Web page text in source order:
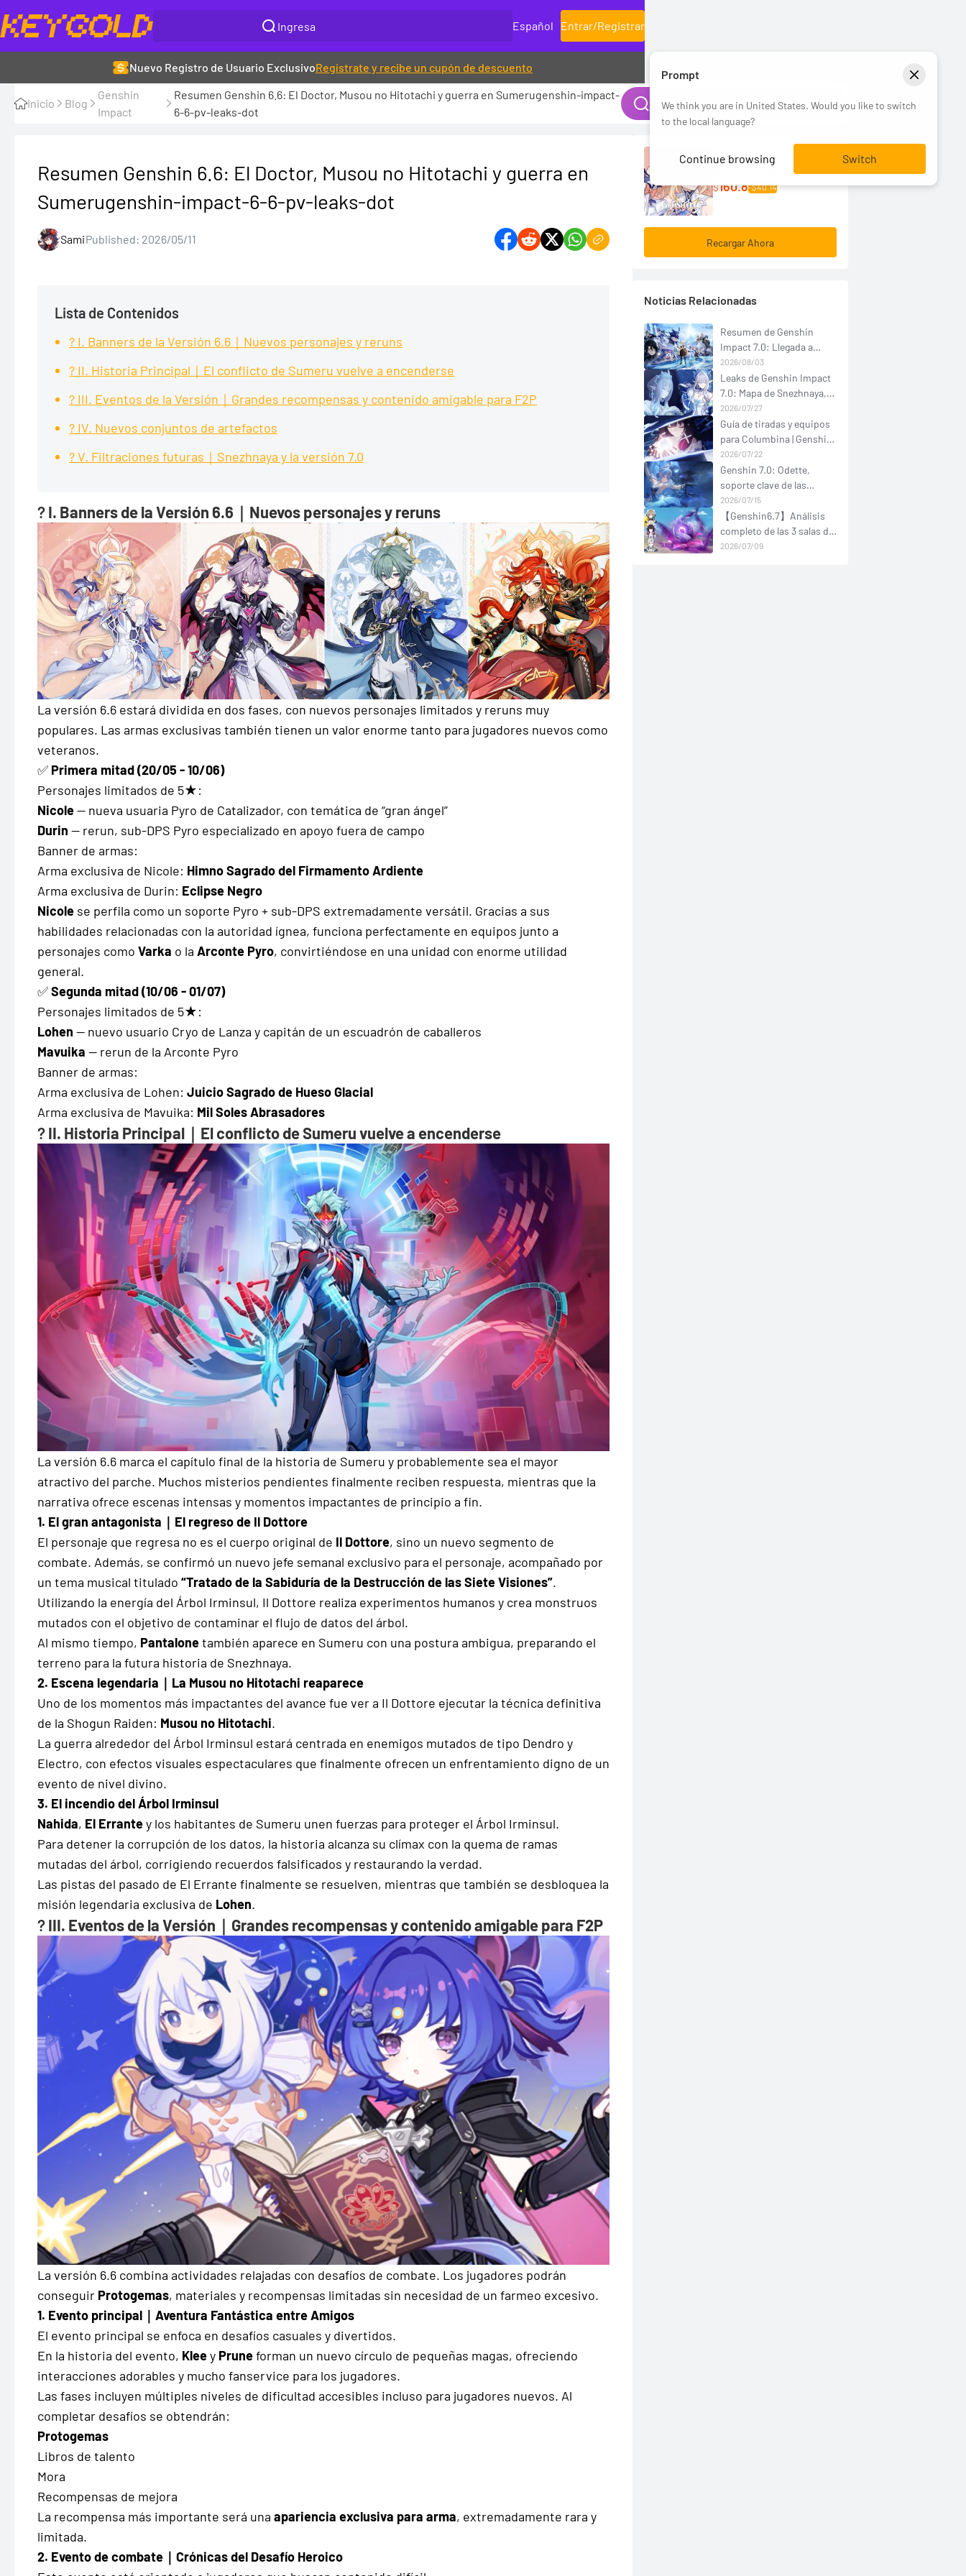
Español Entrar/Registrar
Nuevo Registro de Usuario ExclusivoRegístrate y recibe un cupón de descuento
Prompt
We think you are in United States. Would you like to switch
to the local language?
Continue browsing Switch
Inicio Blog
Genshin
Impact
Resumen Genshin 6.6: El Doctor, Musou no Hitotachi y guerra en Sumerugenshin-impact-
6-6-pv-leaks-dot
Resumen Genshin 6.6: El Doctor, Musou no Hitotachi y guerra en
Sumerugenshin-impact-6-6-pv-leaks-dot
SamiPublished: 2026/05/11
Lista de Contenidos
? I. Banners de la Versión 6.6｜Nuevos personajes y reruns
? II. Historia Principal｜El conflicto de Sumeru vuelve a encenderse
? III. Eventos de la Versión｜Grandes recompensas y contenido amigable para F2P
? IV. Nuevos conjuntos de artefactos
? V. Filtraciones futuras｜Snezhnaya y la versión 7.0
?I. Banners de la Versión 6.6｜Nuevos personajes y reruns
La versión 6.6 estará dividida en dos fases, con nuevos personajes limitados y reruns muy
populares. Las armas exclusivas también tienen un valor enorme tanto para jugadores nuevos como
veteranos.
✅ Primera mitad (20/05 - 10/06)
Personajes limitados de 5★:
Nicole— nueva usuaria Pyro de Catalizador, con temática de “gran ángel”
Durin — rerun, sub-DPS Pyro especializado en apoyo fuera de campo
Banner de armas:
Arma exclusiva de Nicole: Himno Sagrado del Firmamento Ardiente
Arma exclusiva de Durin: Eclipse Negro
Nicole se perfila como un soporte Pyro + sub-DPS extremadamente versátil. Gracias a sus
habilidades relacionadas con la autoridad ígnea, funciona perfectamente en equipos junto a
personajes como Varka o la Arconte Pyro, convirtiéndose en una unidad con enorme utilidad
general.
✅Segunda mitad (10/06 - 01/07)
Personajes limitados de 5★:
Lohen — nuevo usuario Cryo de Lanza y capitán de un escuadrón de caballeros
Mavuika — rerun de la Arconte Pyro
Banner de armas:
Arma exclusiva de Lohen: Juicio Sagrado de Hueso Glacial
Arma exclusiva de Mavuika: Mil Soles Abrasadores
?II. Historia Principal｜El conflicto de Sumeru vuelve a encenderse
La versión 6.6 marca el capítulo final de la historia de Sumeru y probablemente sea el mayor
atractivo del parche. Muchos misterios pendientes finalmente reciben respuesta, mientras que la
narrativa ofrece escenas intensas y momentos impactantes de principio a fin.
1. El gran antagonista｜El regreso de Il Dottore
El personaje que regresa no es el cuerpo original de Il Dottore, sino un nuevo segmento de
combate. Además, se confirmó un nuevo jefe semanal exclusivo para el personaje, acompañado por
un tema musical titulado “Tratado de la Sabiduría de la Destrucción de las Siete Visiones”.
Utilizando la energía del Árbol Irminsul, Il Dottore realiza experimentos humanos y crea monstruos
mutados con el objetivo de contaminar el flujo de datos del árbol.
Al mismo tiempo, Pantalonetambién aparece en Sumeru con una postura ambigua, preparando el
terreno para la futura historia de Snezhnaya.
2. Escena legendaria｜La Musou no Hitotachi reaparece
Uno de los momentos más impactantes del avance fue ver a Il Dottore ejecutar la técnica definitiva
de la Shogun Raiden: Musou no Hitotachi.
La guerra alrededor del Árbol Irminsul estará centrada en enemigos mutados de tipo Dendro y
Electro, con efectos visuales espectaculares que finalmente ofrecen un enfrentamiento digno de un
evento de nivel divino.
3. El incendio del Árbol Irminsul
Nahida, El Errantey los habitantes de Sumeru unen fuerzas para proteger el Árbol Irminsul.
Para detener la corrupción de los datos, la historia alcanza su clímax con la quema de ramas
mutadas del árbol, corrigiendo recuerdos falsificados y restaurando la verdad.
Las pistas del pasado de El Errante finalmente se resuelven, mientras que también se desbloquea la
misión legendaria exclusiva de Lohen.
?III. Eventos de la Versión｜Grandes recompensas y contenido amigable para F2P
La versión 6.6 combina actividades relajadas con desafíos de combate. Los jugadores podrán
conseguir Protogemas, materiales y recompensas limitadas sin necesidad de un farmeo excesivo.
1. Evento principal｜Aventura Fantástica entre Amigos
El evento principal se enfoca en desafíos casuales y divertidos.
En la historia del evento, Kleey Pruneforman un nuevo círculo de pequeñas magas, ofreciendo
interacciones adorables y mucho fanservice para los jugadores.
Las fases incluyen múltiples niveles de dificultad accesibles incluso para jugadores nuevos. Al
completar desafíos se obtendrán:
Protogemas
Libros de talento
Mora
Recompensas de mejora
La recompensa más importante será una apariencia exclusiva para arma, extremadamente rara y
limitada.
2. Evento de combate｜Crónicas del Desafío Heroico
Genshin Impact
創世結晶全檔位全集
$160.8-$40.14
Recargar Ahora
Noticias Relacionadas
Resumen de Genshin
Impact 7.0: Llegada a
Snezhnaya
2026/08/03
Leaks de Genshin Impact
7.0: Mapa de Snezhnaya,
personajes y nuevo
sistema
2026/07/27
Guía de tiradas y equipos
para Columbina | Genshin
Impact
2026/07/22
Genshin 7.0: Odette,
soporte clave de las
reacciones astrales
2026/07/15
【Genshin6.7】Análisis
completo de las 3 salas de
Asalto Estigio | Personajes
2026/07/09